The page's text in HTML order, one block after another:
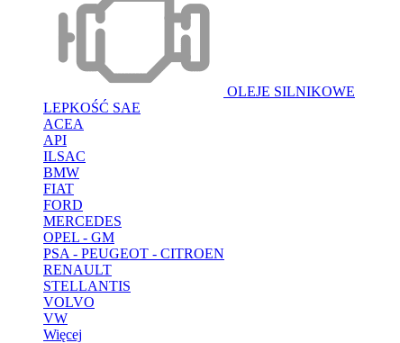
OLEJE SILNIKOWE
LEPKOŚĆ SAE
ACEA
API
ILSAC
BMW
FIAT
FORD
MERCEDES
OPEL - GM
PSA - PEUGEOT - CITROEN
RENAULT
STELLANTIS
VOLVO
VW
Więcej